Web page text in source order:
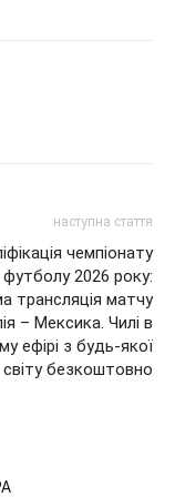
наступна стаття
чемпіонату
футболу 2026 року:
трансляція матчу
– Мексика. Чилі в
ефірі з будь-якої
безкоштовно